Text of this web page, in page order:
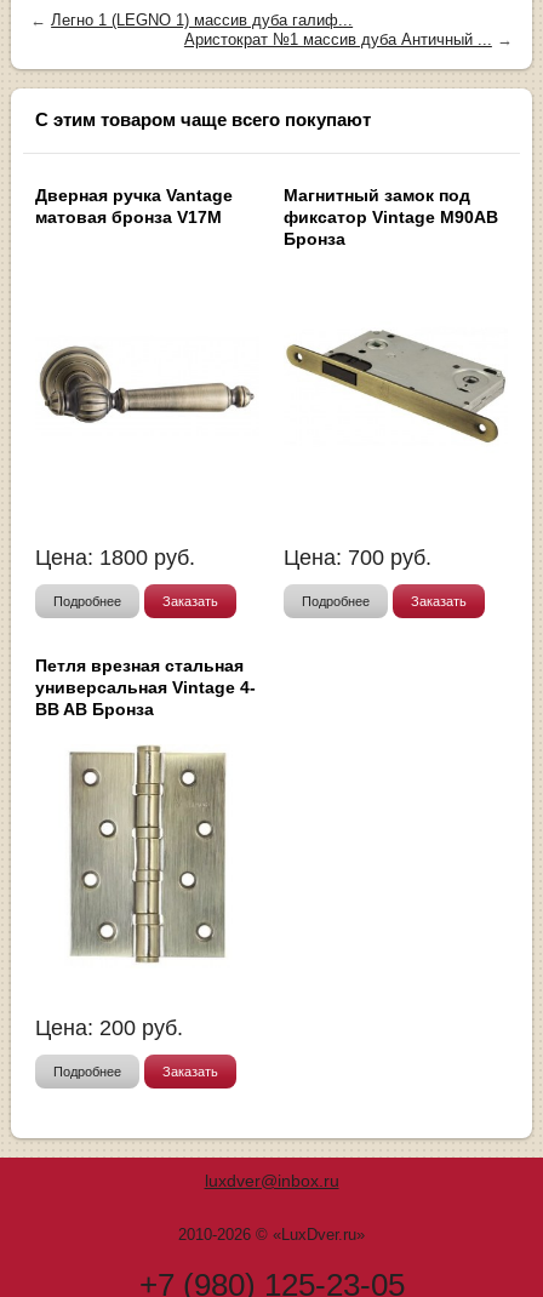
←Легно 1 (LEGNO 1) массив дуба галиф...
Аристократ №1 массив дуба Античный ... →
С этим товаром чаще всего покупают
Дверная ручка Vantage
матовая бронза V17M
Цена: 1800 руб.
Подробнее Заказать
Магнитный замок под
фиксатор Vintage M90AB
Бронза
Цена: 700 руб.
Подробнее Заказать
Петля врезная стальная
универсальная Vintage 4-
BB AB Бронза
Цена: 200 руб.
Подробнее Заказать
luxdver@inbox.ru
2010-2026 © «LuxDver.ru»
+7 (980) 125-23-05